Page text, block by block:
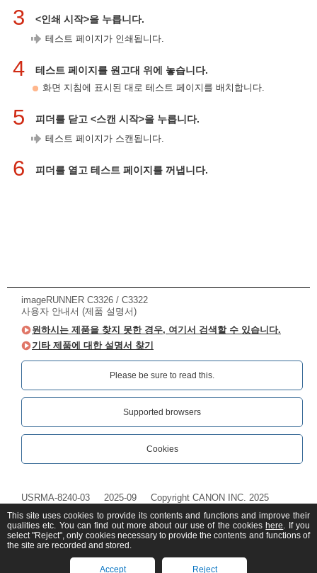
3 <인쇄 시작>을 누릅니다.
테스트 페이지가 인쇄됩니다.
4 테스트 페이지를 원고대 위에 놓습니다.
화면 지침에 표시된 대로 테스트 페이지를 배치합니다.
5 피더를 닫고 <스캔 시작>을 누릅니다.
테스트 페이지가 스캔됩니다.
6 피더를 열고 테스트 페이지를 꺼냅니다.
imageRUNNER C3326 / C3322
사용자 안내서 (제품 설명서)
원하시는 제품을 찾지 못한 경우, 여기서 검색할 수 있습니다.
기타 제품에 대한 설명서 찾기
Please be sure to read this.‎
Supported browsers
Cookies
USRMA-8240-03 2025-09 Copyright CANON INC. 2025
This site uses cookies to provide its contents and functions and improve their
qualities etc. You can find out more about our use of the cookies here. If you
select "Reject", only cookies necessary to provide the contents and functions of
the site are recorded and stored.
Accept Reject